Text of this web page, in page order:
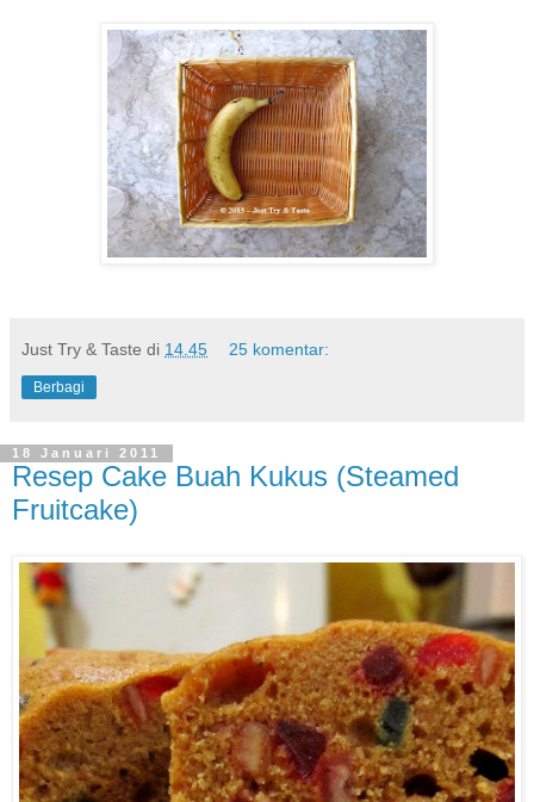
Just Try & Taste di 14.45 25 komentar:
Berbagi
18 Januari 2011
Resep Cake Buah Kukus (Steamed
Fruitcake)